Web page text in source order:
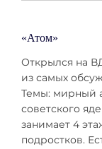
«Атом»
Открылся на
из самых
Темы: мирный
советского
занимает 4
подростков.